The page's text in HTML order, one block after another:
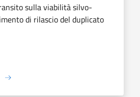
sulla viabilità silvo-
di rilascio del duplicato